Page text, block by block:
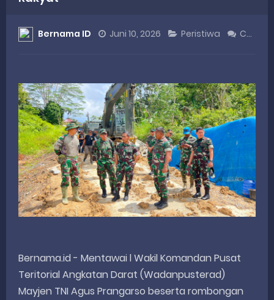
IHSG Bangkit dan Rupiah Menguat, Rahmat Saleh Apresiasi Gerak Cepat Dasco
Rahmat Saleh Nilai Penataan BUMN Perlu, Asalkan Layanan Publik Tetap Terjaga
Thursday, 6 August
Bernama ID Juni 10, 2026 Peristiwa Comment
Bernama.id - Mentawai l Wakil Komandan Pusat
Teritorial Angkatan Darat (Wadanpusterad)
Mayjen TNI Agus Prangarso beserta rombongan